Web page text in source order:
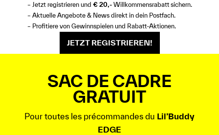
– Jetzt registrieren und € 20,-Willkommensrabatt sichern.
– Aktuelle Angebote & News direkt in dein Postfach.
– Profitiere von Gewinnspielen und Rabatt-Aktionen.
JETZT REGISTRIEREN!
SAC DE CADRE
GRATUIT
Pour toutes les précommandes du Lil’Buddy
EDGE